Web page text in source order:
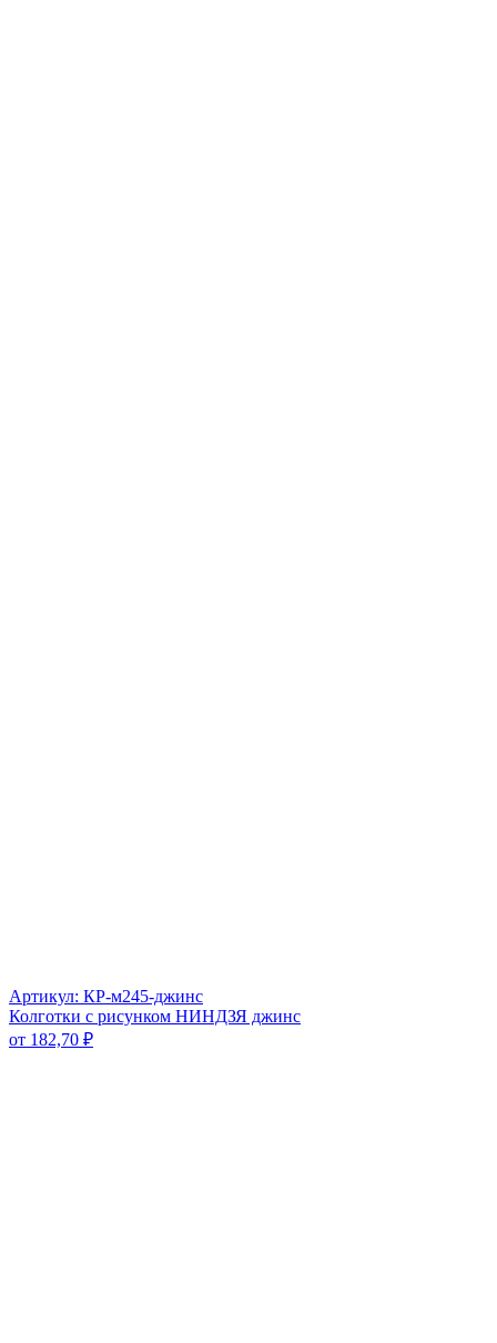
Артикул: КР-м245-джинс
Колготки с рисунком НИНДЗЯ джинс
от 182,70 ₽